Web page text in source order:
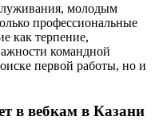
молодым
профессиональные
как терпение,
командной
первой работы, но и
в вебкам в Казани